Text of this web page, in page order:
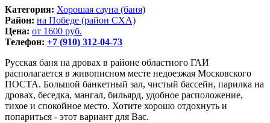
Категория: Хорошая сауна (баня)
Район: на Победе (район СХА)
Цена: от 1600 руб.
Телефон: +7 (910) 312-04-73
Русская баня на дровах в районе областного ГАИ
располагается в живописном месте недоезжая Московского
ПОСТА. Большой банкетный зал, чистый бассейн, парилка на
дровах, беседка, мангал, бильярд, удобное расположение,
тихое и спокойное место. Хотите хорошо отдохнуть и
попариться - этот вариант для Вас.